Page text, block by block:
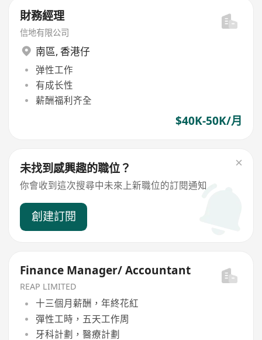
財務經理
信地有限公司
南區, 香港仔
弹性工作
有成长性
薪酬福利齐全
$40K-50K/月
未找到感興趣的職位？
你會收到這次搜尋中未來上新職位的訂閱通知
創建訂閱
Finance Manager/ Accountant
REAP LIMITED
十三個月薪酬，年終花紅
彈性工時，五天工作周
牙科計劃，醫療計劃